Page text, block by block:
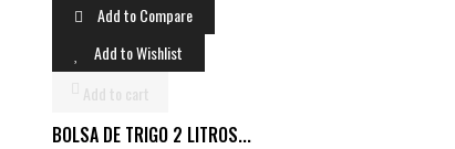
Add to Compare
Add to Wishlist
Add to cart
BOLSA DE TRIGO 2 LITROS...